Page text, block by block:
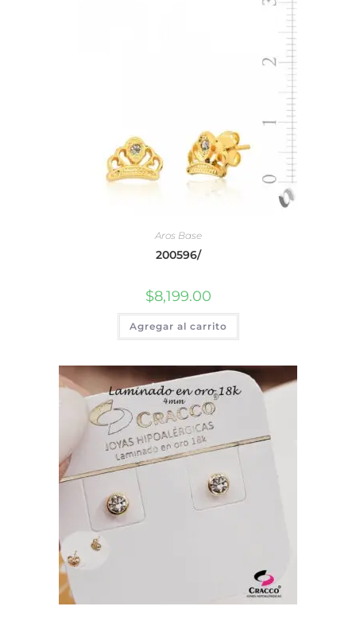
Aros Base
200596/
$8,199.00
Agregar al carrito